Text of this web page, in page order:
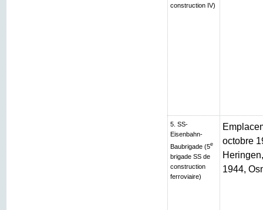
construction IV)
5. SS-
Eisenbahn-
Baubrigade (5e
brigade SS de
construction
ferroviaire)
octobre
1944,